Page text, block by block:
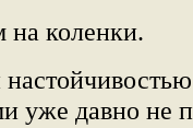
на коленки.
уже давно не